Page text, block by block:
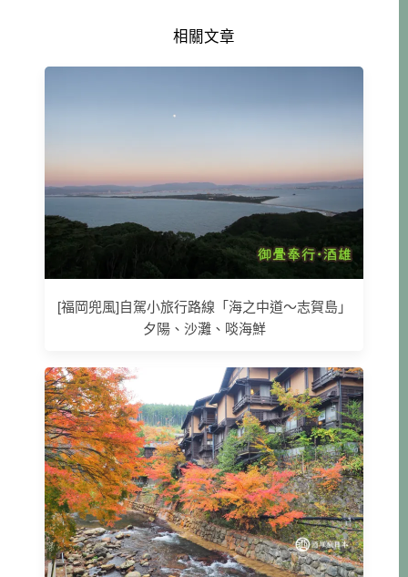
相關文章
[福岡兜風]自駕小旅行路線「海之中道～志賀島」
夕陽、沙灘、啖海鮮